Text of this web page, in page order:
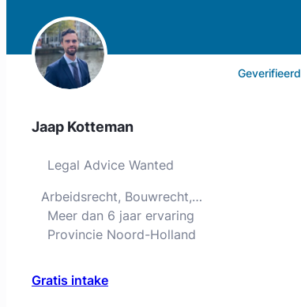
Geverifieerd
Jaap Kotteman
Legal Advice Wanted
Arbeidsrecht, Bouwrecht,
Consumentenrecht & Verbintenissenrecht
Jurist
Meer dan 6 jaar ervaring
Provincie Noord-Holland
Gratis intake